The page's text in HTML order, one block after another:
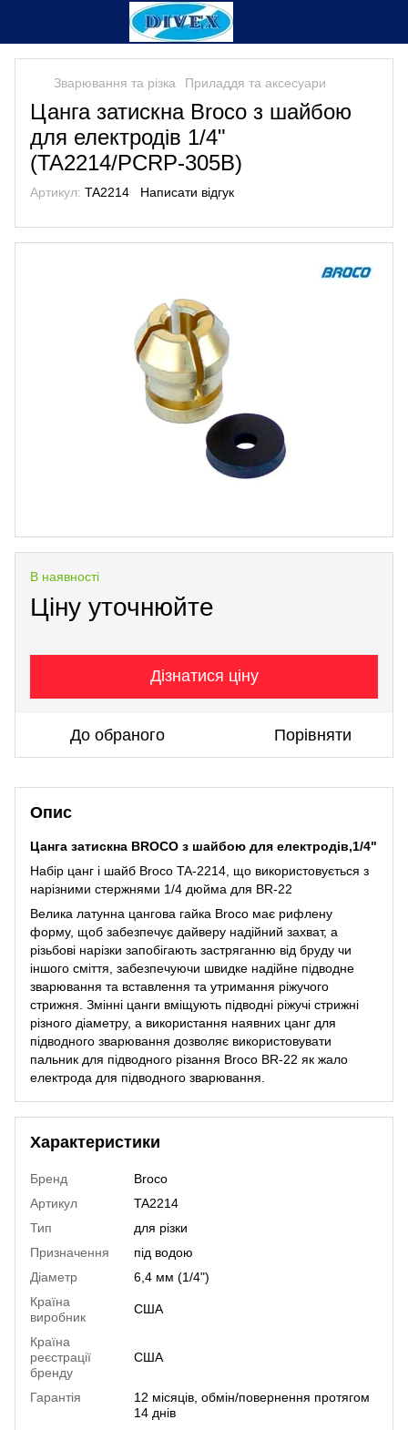
Зварювання та різка Приладдя та аксесуари
Цанга затискна Broco з шайбою
для електродів 1/4"
(TA2214/PCRP-305B)
Артикул: TA2214 Написати відгук
В наявності
Ціну уточнюйте
Дізнатися ціну
До обраного Порівняти
Опис
Цанга затискна BROCO з шайбою для електродів,1/4"
Набір цанг і шайб Broco TA-2214, що використовується з
нарізними стержнями 1/4 дюйма для BR-22
Велика латунна цангова гайка Broco має рифлену
форму, щоб забезпечує дайверу надійний захват, а
різьбові нарізки запобігають застряганню від бруду чи
іншого сміття, забезпечуючи швидке надійне підводне
зварювання та вставлення та утримання ріжучого
стрижня. Змінні цанги вміщують підводні ріжучі стрижні
різного діаметру, а використання наявних цанг для
підводного зварювання дозволяє використовувати
пальник для підводного різання Broco BR-22 як жало
електрода для підводного зварювання.
Характеристики
Бренд
Broco
Артикул
TA2214
Тип
для різки
Призначення
під водою
Діаметр
6,4 мм (1/4")
Країна
виробник
США
Країна
реєстрації
бренду
США
Гарантія
12 місяців, обмін/повернення протягом
14 днів